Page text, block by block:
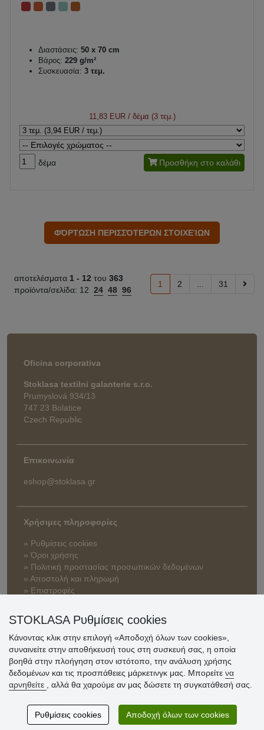
Διαστάσεις: 50 x 70 cm
Βάρος: 229 g/m²
Συσκευασία: 3 τεμ.
11,83 EUR/ δέμα (3 τεμ.)
δέμα Προσθήκη στο καλάθι
αποτελέσματα 1 - 12 του 363
προϊόντα/σελίδα: 12 24 48 96
1 2 31
Oficina corporativa
Stoklasa textilni galanterie s.r.o.
Prumyslová 934/13
747 23 Bolatice
Czech Republic
Επικοινωνία
eshop@stoklasa.gr
Χρήσιμες πληροφορίες
» Ρυθμίσεις cookies
» Όροι χρήσης
» Πολιτική προστασίας προσωπικών δεδομένων
» Αποστολή και πληρωμή
» Επιστροφές
© Stoklasa textilní galanterie s.r.o. 2026.
STOKLASA Ρυθμίσεις cookies
Κάνοντας κλικ στην επιλογή «Αποδοχή όλων των cookies»,
συναινείτε στην αποθήκευσή τους στη συσκευή σας, η οποία
βοηθά στην πλοήγηση στον ιστότοπο, την ανάλυση χρήσης
δεδομένων και τις προσπάθειες μάρκετινγκ μας. Μπορείτε να
αρνηθείτε
, αλλά θα χαρούμε αν μας δώσετε τη συγκατάθεσή σας.
Ρυθμίσεις cookies Αποδοχή όλων των cookies